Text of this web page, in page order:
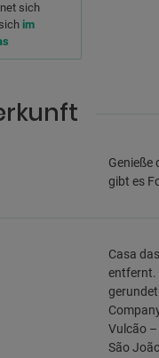
sich
im
Genieße
gibt es
Casa
entfernt.
Vulcão –
São